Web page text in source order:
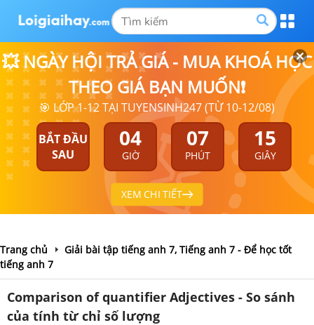
💥 NGÀY HỘI TRẢ GIÁ - MUA KHOÁ HỌC
THEO GIÁ BẠN MUỐN❗
🎯 LỚP 1-12 TẠI TUYENSINH247 (TỪ 10-12/08)
BẮT ĐẦU
SAU
04
GIỜ
07
PHÚT
15
GIÂY
XEM CHI TIẾT
Trang chủ
Giải bài tập tiếng anh 7, Tiếng anh 7 - Để học tốt
tiếng anh 7
Comparison of quantifier Adjectives - So sánh
của tính từ chỉ số lượng